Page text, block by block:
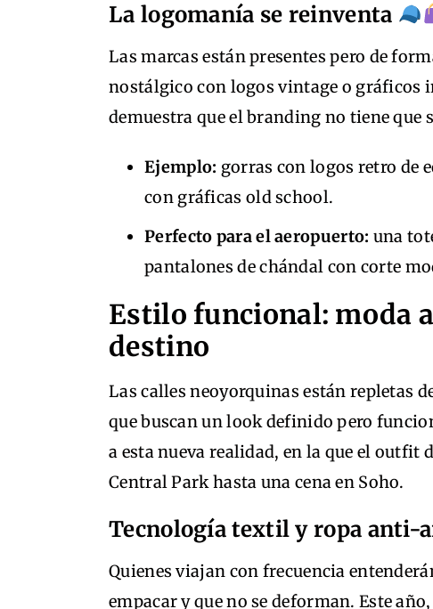
La logomanía se reinventa
Las marcas están presentes pero de
nostálgico con logos vintage o gráficos
demuestra que el branding no tiene que
Ejemplo: gorras con logos retro de
con gráficas old school.
Perfecto para el aeropuerto: una
pantalones de chándal con corte
Estilo funcional: moda
destino
Las calles neoyorquinas están repletas
que buscan un look definido pero
a esta nueva realidad, en la que el outfit
Central Park hasta una cena en Soho.
Tecnología textil y ropa anti-
Quienes viajan con frecuencia
empacar y que no se deforman. Este